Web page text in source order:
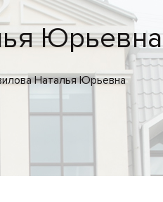
Юрьевна
Наталья Юрьевна